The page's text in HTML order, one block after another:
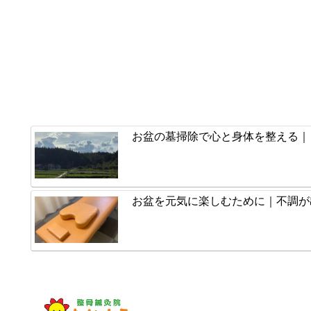
お盆の墓掃除で心と身体を整える
お盆を元気に楽しむために｜不調